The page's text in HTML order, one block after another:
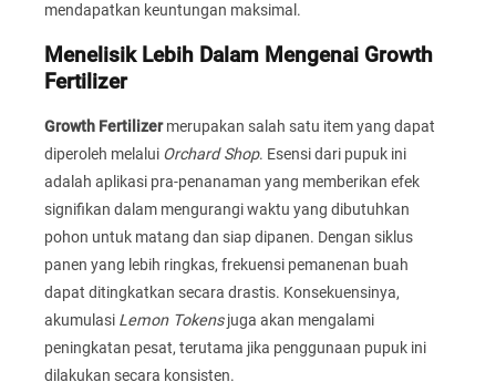
mendapatkan keuntungan maksimal.
Menelisik Lebih Dalam Mengenai Growth
Fertilizer
Growth Fertilizermerupakan salah satu item yang dapat
diperoleh melalui Orchard Shop. Esensi dari pupuk ini
adalah aplikasi pra-penanaman yang memberikan efek
signifikan dalam mengurangi waktu yang dibutuhkan
pohon untuk matang dan siap dipanen. Dengan siklus
panen yang lebih ringkas, frekuensi pemanenan buah
dapat ditingkatkan secara drastis. Konsekuensinya,
akumulasi Lemon Tokensjuga akan mengalami
peningkatan pesat, terutama jika penggunaan pupuk ini
dilakukan secara konsisten.